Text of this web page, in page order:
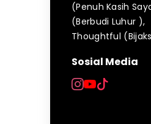
(Penuh Kasih
(Berbudi Luhur ),
Thoughtful
Sosial Media